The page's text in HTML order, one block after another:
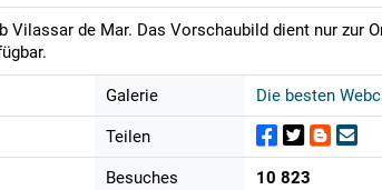
Vilassar de Mar. Das Vorschaubild dient nur zur
Galerie Die besten
Teilen
Besuches 10 823